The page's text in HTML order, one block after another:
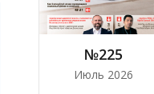
№225
Июль 2026